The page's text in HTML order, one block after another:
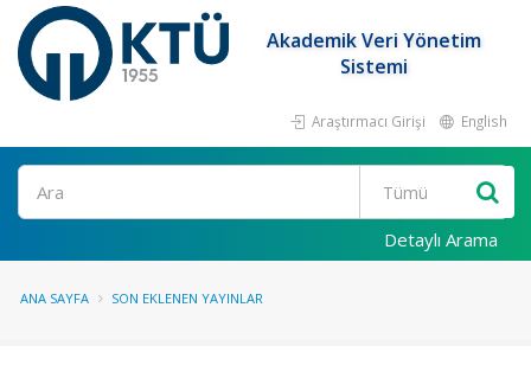
Akademik Veri Yönetim
Sistemi
Araştırmacı Girişi English
Ara
Detaylı Arama
ANA SAYFA SON EKLENEN YAYINLAR